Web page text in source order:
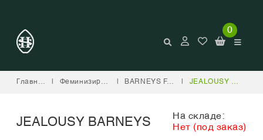
0
Главная | Феминизированные | BARNEYS FARM | JEALOUSY BARNEYS
JEALOUSY BARNEYS
На складе:
Нет (под заказ)